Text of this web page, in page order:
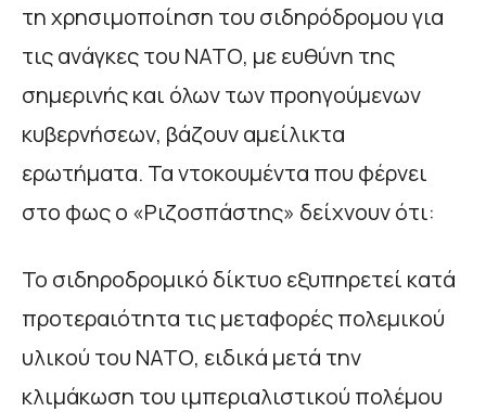
τη χρησιμοποίηση του σιδηρόδρομου για
τις ανάγκες του ΝΑΤΟ, με ευθύνη της
σημερινής και όλων των προηγούμενων
κυβερνήσεων, βάζουν αμείλικτα
ερωτήματα. Τα ντοκουμέντα που φέρνει
στο φως ο «Ριζοσπάστης» δείχνουν ότι:
Το σιδηροδρομικό δίκτυο εξυπηρετεί κατά
προτεραιότητα τις μεταφορές πολεμικού
υλικού του ΝΑΤΟ, ειδικά μετά την
κλιμάκωση του ιμπεριαλιστικού πολέμου